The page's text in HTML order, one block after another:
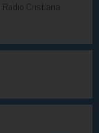
Radio Cristiana